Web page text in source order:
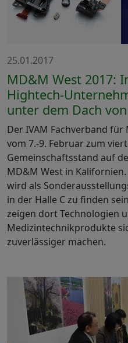
25.01.2017
MD&M West 2017:
Hightech-
unter dem Dach
Der IVAM Fachverband
vom 7.-9. Februar zum
Gemeinschaftsstand auf
MD&M West in
wird als
in der Halle C zu finden
zeigen dort Technologien
Medizintechnikprodukte
zuverlässiger machen.